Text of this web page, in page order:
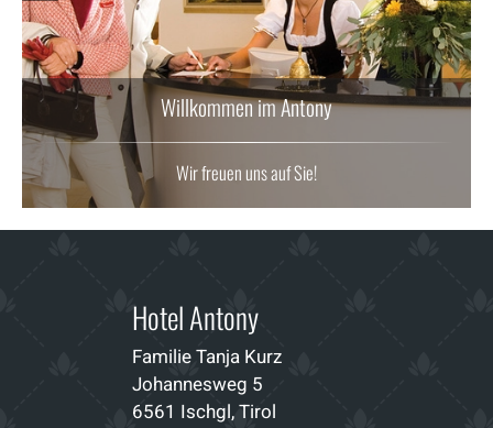
Willkommen im Antony
Wir freuen uns auf Sie!
Hotel Antony
Familie Tanja Kurz
Johannesweg 5
6561 Ischgl, Tirol